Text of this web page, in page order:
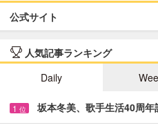
公式サイト
人気記事ランキング
Daily
1 位 坂本冬美、歌手生活40周